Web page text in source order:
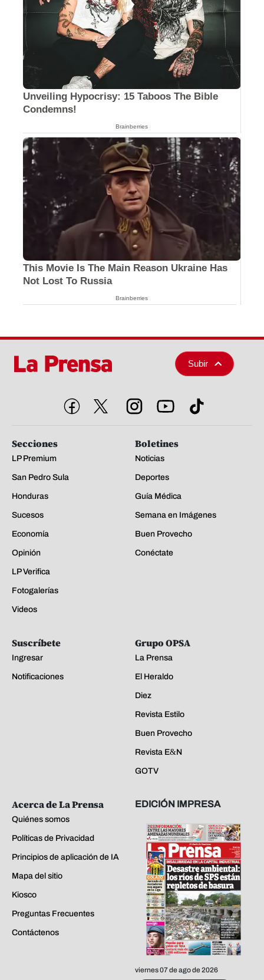
Unveiling Hypocrisy: 15 Taboos The Bible
Condemns!
Brainberries
This Movie Is The Main Reason Ukraine Has
Not Lost To Russia
Brainberries
Subir
Secciones
LP Premium
San Pedro Sula
Honduras
Sucesos
Economía
Opinión
LP Verifica
Fotogalerías
Videos
Boletines
Noticias
Deportes
Guía Médica
Semana en Imágenes
Buen Provecho
Conéctate
Suscríbete
Ingresar
Notificaciones
Grupo OPSA
La Prensa
El Heraldo
Diez
Revista Estilo
Buen Provecho
Revista E&N
GOTV
Acerca de La Prensa
Quiénes somos
Políticas de Privacidad
Principios de aplicación de IA
Mapa del sitio
Kiosco
Preguntas Frecuentes
Contáctenos
EDICIÓN IMPRESA
viernes 07 de ago de 2026